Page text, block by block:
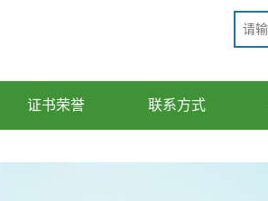
证书荣誉 联系方式